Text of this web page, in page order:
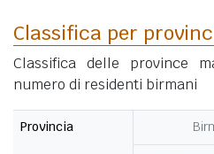
Classifica per
Classifica delle province
numero di residenti birmani
Provincia